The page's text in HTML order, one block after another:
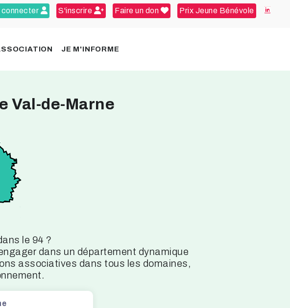
connecter S'inscrire Faire un don Prix Jeune Bénévole
JE M'INFORME
Val-de-Marne
le 94 ?
dans un département dynamique
associatives dans tous les domaines,